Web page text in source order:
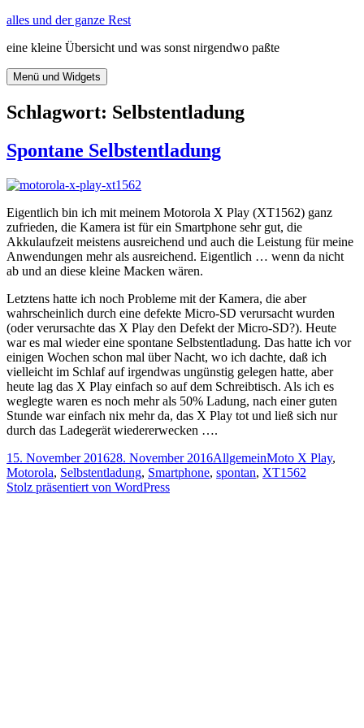
Zum
springen
alles und der ganze Rest
eine kleine Übersicht und was sonst nirgendwo paßte
Menü und Widgets
Schlagwort: Selbstentladung
Spontane Selbstentladung
Eigentlich bin ich mit meinem Motorola X Play (XT1562) ganz
zufrieden, die Kamera ist für ein Smartphone sehr gut, die
Akkulaufzeit meistens ausreichend und auch die Leistung für meine
Anwendungen mehr als ausreichend. Eigentlich … wenn da nicht
ab und an diese kleine Macken wären.
Letztens hatte ich noch Probleme mit der Kamera, die aber
wahrscheinlich durch eine defekte Micro-SD verursacht wurden
(oder verursachte das X Play den Defekt der Micro-SD?). Heute
war es mal wieder eine spontane Selbstentladung. Das hatte ich vor
einigen Wochen schon mal über Nacht, wo ich dachte, daß ich
vielleicht im Schlaf auf irgendwas ungünstig gelegen hatte, aber
heute lag das X Play einfach so auf dem Schreibtisch. Als ich es
weglegte waren es noch mehr als 50% Ladung, nach einer guten
Stunde war einfach nix mehr da, das X Play tot und ließ sich nur
durch das Ladegerät wiedererwecken ….
Veröffentlicht
am
15. November 201628. November 2016Kategorien
AllgemeinSchlagwörter
Moto X Play,
Motorola, Selbstentladung, Smartphone, spontan, XT1562
Stolz präsentiert von WordPress